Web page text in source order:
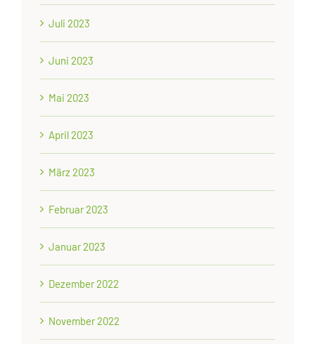
Juli 2023
Juni 2023
Mai 2023
April 2023
März 2023
Februar 2023
Januar 2023
Dezember 2022
November 2022